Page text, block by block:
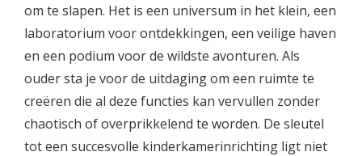
om te slapen. Het is een universum in het klein, een
laboratorium voor ontdekkingen, een veilige haven
en een podium voor de wildste avonturen. Als
ouder sta je voor de uitdaging om een ruimte te
creëren die al deze functies kan vervullen zonder
chaotisch of overprikkelend te worden. De sleutel
tot een succesvolle kinderkamerinrichting ligt niet